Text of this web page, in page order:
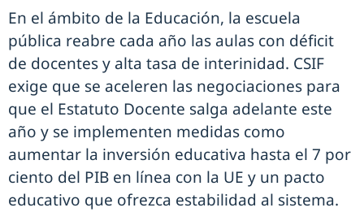
En el ámbito de la Educación, la escuela
pública reabre cada año las aulas con déficit
de docentes y alta tasa de interinidad. CSIF
exige que se aceleren las negociaciones para
que el Estatuto Docente salga adelante este
año y se implementen medidas como
aumentar la inversión educativa hasta el 7 por
ciento del PIB en línea con la UE y un pacto
educativo que ofrezca estabilidad al sistema.